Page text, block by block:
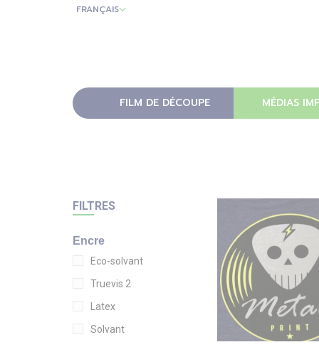
FRANÇAIS
FILM DE DÉCOUPE MÉDIAS
FILTRES
Encre
Eco-solvant
Truevis 2
Latex
Solvant